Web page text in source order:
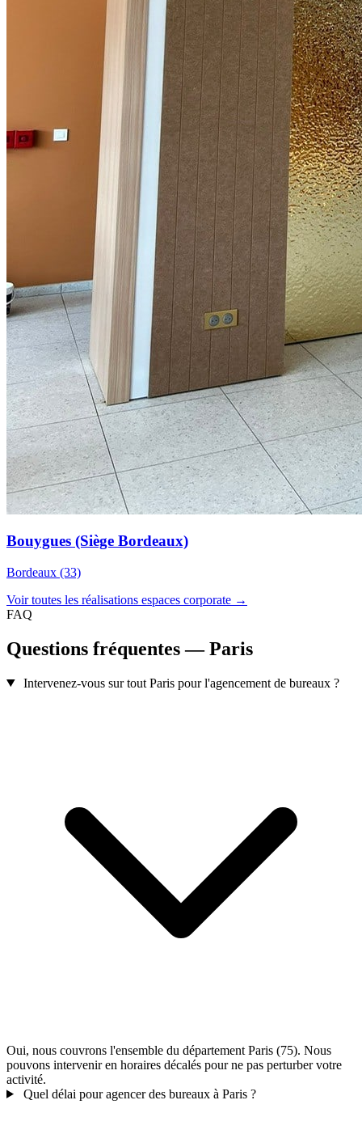
Bouygues (Siège Bordeaux)
Bordeaux (33)
Voir toutes les réalisations espaces corporate →
FAQ
Questions fréquentes — Paris
Intervenez-vous sur tout Paris pour l'agencement de bureaux ?
Oui, nous couvrons l'ensemble du département Paris (75). Nous
pouvons intervenir en horaires décalés pour ne pas perturber votre
activité.
Quel délai pour agencer des bureaux à Paris ?